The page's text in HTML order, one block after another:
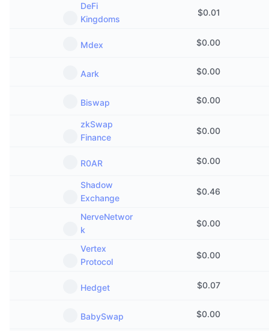
DeFi
Kingdoms
$0.01
Mdex $0.00
Aark $0.00
Biswap $0.00
zkSwap
Finance
$0.00
R0AR $0.00
Shadow
Exchange
$0.46
NerveNetwor
k
$0.00
Vertex
Protocol
$0.00
Hedget $0.07
BabySwap $0.00